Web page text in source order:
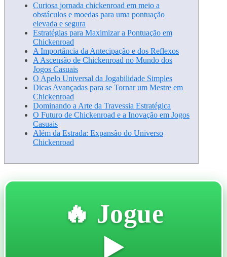
Curiosa jornada chickenroad em meio a
obstáculos e moedas para uma pontuação
elevada e segura
Estratégias para Maximizar a Pontuação em
Chickenroad
A Importância da Antecipação e dos Reflexos
A Ascensão de Chickenroad no Mundo dos
Jogos Casuais
O Apelo Universal da Jogabilidade Simples
Dicas Avançadas para se Tornar um Mestre em
Chickenroad
Dominando a Arte da Travessia Estratégica
O Futuro de Chickenroad e a Inovação em Jogos
Casuais
Além da Estrada: Expansão do Universo
Chickenroad
🔥 Jogue
▶️